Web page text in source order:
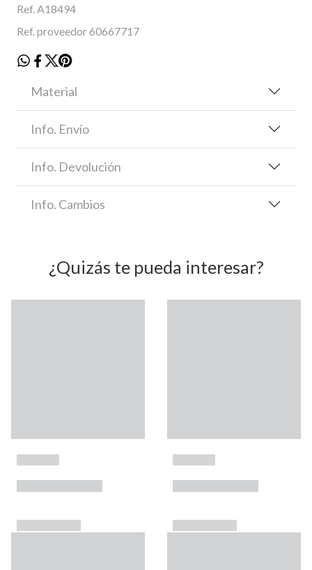
Ref. A18494
Ref. proveedor 60667717
Material
Info. Envío
Info. Devolución
Info. Cambios
¿Quizás te pueda interesar?